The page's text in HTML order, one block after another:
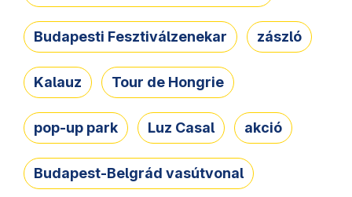
Budapesti Fesztiválzenekar zászló
Kalauz Tour de Hongrie
pop-up park Luz Casal akció
Budapest-Belgrád vasútvonal